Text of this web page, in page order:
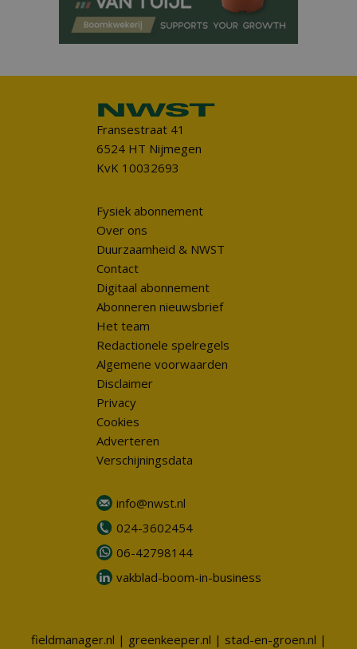
Fransestraat 41
6524 HT Nijmegen
KvK 10032693
Fysiek abonnement
Over ons
Duurzaamheid & NWST
Contact
Digitaal abonnement
Abonneren nieuwsbrief
Het team
Redactionele spelregels
Algemene voorwaarden
Disclaimer
Privacy
Cookies
Adverteren
Verschijningsdata
info@nwst.nl
024-3602454
06-42798144
vakblad-boom-in-business
fieldmanager.nl | greenkeeper.nl | stad-en-groen.nl |